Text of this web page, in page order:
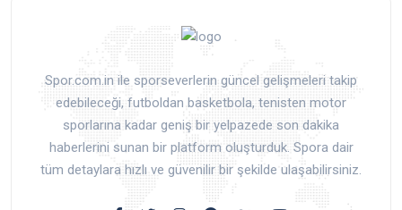
Spor.com.in ile sporseverlerin güncel gelişmeleri takip
edebileceği, futboldan basketbola, tenisten motor
sporlarına kadar geniş bir yelpazede son dakika
haberlerini sunan bir platform oluşturduk. Spora dair
tüm detaylara hızlı ve güvenilir bir şekilde ulaşabilirsiniz.